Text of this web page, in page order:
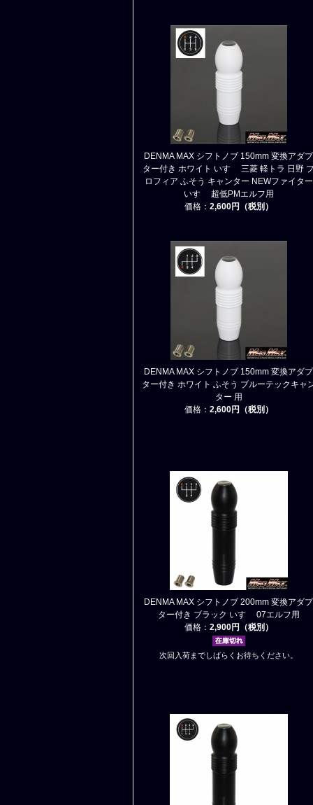
DENMA MAX シフトノブ 150mm 変換アダプ
ター付き ホワイト いすゞ 三菱 軽トラ 日野
ロフィア ふそう キャンター NEWファイター
いすゞ 超低PMエルフ用
価格： 2,600円（税別）
DENMA MAX シフトノブ 150mm 変換アダプ
ター付き ホワイト ふそう ブルーテックキャ
ター 用
価格： 2,600円（税別）
DENMA MAX シフトノブ 200mm 変換アダプ
ター付き ブラック いすゞ 07エルフ用
価格： 2,900円（税別）
次回入荷までしばらくお待ちください。